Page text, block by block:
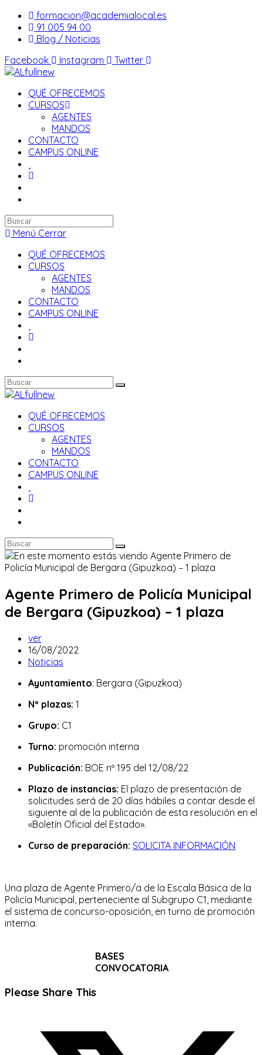
Saltar
contenido
formacion@academialocal.es
91 005 94 00
Blog / Noticias
Facebook
Instagram Twitter
QUÉ OFRECEMOS
CURSOS
AGENTES
MANDOS
CONTACTO
CAMPUS ONLINE
Buscar
en
web
Menú Cerrar
QUÉ OFRECEMOS
CURSOS
AGENTES
MANDOS
CONTACTO
CAMPUS ONLINE
QUÉ OFRECEMOS
CURSOS
AGENTES
MANDOS
CONTACTO
CAMPUS ONLINE
Agente Primero de Policía Municipal
de Bergara (Gipuzkoa) – 1 plaza
Autor
de
la
ver
Publicación
de
entrada:
16/08/2022
Categoría
la
Noticias
Ayuntamiento: Bergara (Gipuzkoa)
Nº plazas: 1
Grupo: C1
Turno: promoción interna
Publicación: BOE nº 195 del 12/08/22
Plazo de instancias: El plazo de presentación de
solicitudes será de 20 días hábiles a contar desde el
siguiente al de la publicación de esta resolución en el
«Boletín Oficial del Estado».
Curso de preparación: SOLICITA INFORMACIÓN
Una plaza de Agente Primero/a de la Escala Básica de la
Policía Municipal, perteneciente al Subgrupo C1, mediante
el sistema de concurso-oposición, en turno de promoción
interna.
BASES
CONVOCATORIA
Please Share ThisCompartir